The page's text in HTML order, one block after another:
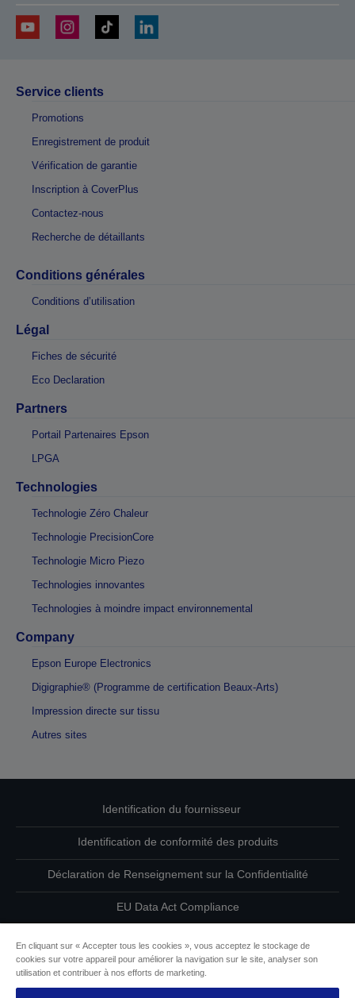
Service clients
Promotions
Enregistrement de produit
Vérification de garantie
Inscription à CoverPlus
Contactez-nous
Recherche de détaillants
Conditions générales
Conditions d’utilisation
Légal
Fiches de sécurité
Eco Declaration
Partners
Portail Partenaires Epson
LPGA
Technologies
Technologie Zéro Chaleur
Technologie PrecisionCore
Technologie Micro Piezo
Technologies innovantes
Technologies à moindre impact environnemental
Company
Epson Europe Electronics
Digigraphie® (Programme de certification Beaux-Arts)
Impression directe sur tissu
Autres sites
Identification du fournisseur
Identification de conformité des produits
Déclaration de Renseignement sur la Confidentialité
EU Data Act Compliance
Informations sur les cookies
En cliquant sur « Accepter tous les cookies », vous acceptez le stockage de
cookies sur votre appareil pour améliorer la navigation sur le site, analyser son
utilisation et contribuer à nos efforts de marketing.